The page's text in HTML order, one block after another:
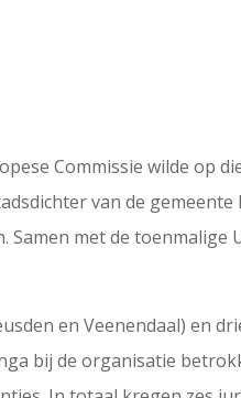
Commissie wilde op
van de gemeente
met de toenmalige
en Veenendaal) en
bij de organisatie